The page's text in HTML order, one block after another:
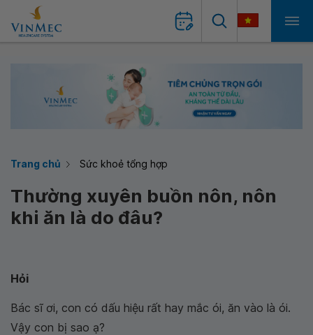
Trang chủ Sức khoẻ tổng hợp
Thường xuyên buồn nôn, nôn
khi ăn là do đâu?
Hỏi
Bác sĩ ơi, con có dấu hiệu rất hay mắc ói, ăn vào là ói.
Vậy con bị sao ạ?